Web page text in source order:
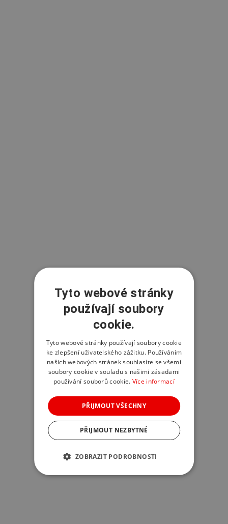
Tyto webové stránky
používají soubory
cookie.
Tyto webové stránky používají soubory cookie
ke zlepšení uživatelského zážitku. Používáním
našich webových stránek souhlasíte se všemi
soubory cookie v souladu s našimi zásadami
používání souborů cookie. Více informací
PŘIJMOUT VŠECHNY
PŘIJMOUT NEZBYTNÉ
ZOBRAZIT PODROBNOSTI